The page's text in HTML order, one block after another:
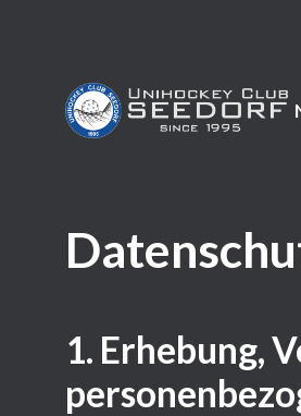
1. Erhebung,